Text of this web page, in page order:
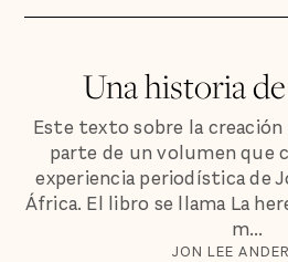
Una historia
Este texto sobre la creación
parte de un volumen que
experiencia periodística de
África. El libro se llama La
m...
JON LEE